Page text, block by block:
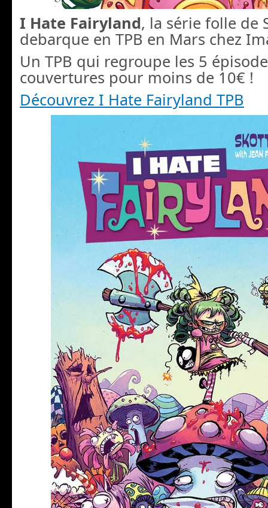
I Hate Fairyland, la série folle de
debarque en TPB en Mars chez
Un TPB qui regroupe les 5
couvertures pour moins de 10€ !
Découvrez I Hate Fairyland TPB